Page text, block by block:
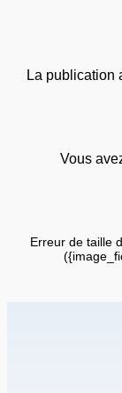
La publication
Vous
Erreur de taille